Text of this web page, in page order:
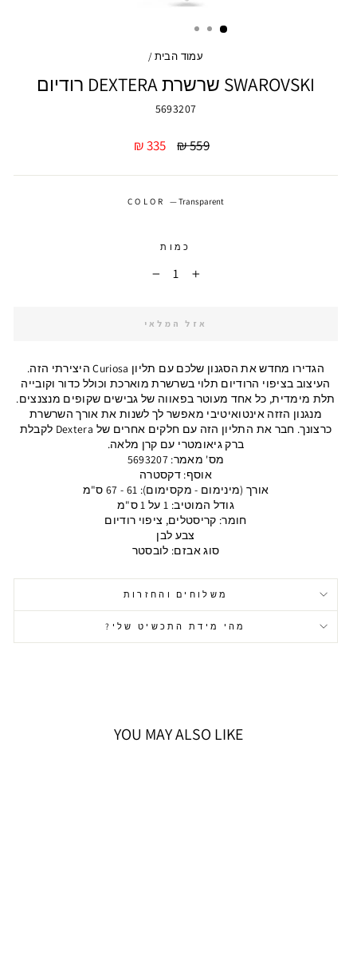
עמוד הבית /
SWAROVSKI שרשרת DEXTERA רודיום
5693207
מחיר
559 ₪
מחיר
335 ₪
COLOR —Transparent
כמות
+
אזל המלאי
הגדירו מחדש את הסגנון שלכם עם תליון Curiosa היצירתי הזה.
העיצוב בציפוי הרודיום תלוי בשרשרת מוארכת וכולל כדור וקובייה
תלת מימדית, כל אחד מעוטר בפאווה של גבישים שקופים מנצנצים.
מנגנון הזזה אינטואיטיבי מאפשר לך לשנות את אורך השרשרת
כרצונך. חבר את התליון הזה עם חלקים אחרים של Dextera לקבלת
ברק גיאומטרי עם קרן מלאה.
מס' מאמר: 5693207
אוסף: דקסטרה
אורך (מינימום - מקסימום): 61 - 67 ס"מ
גודל המוטיב: 1 על 1 ס"מ
חומר: קריסטלים, ציפוי רודיום
צבע לבן
סוג אבזם: לובסטר
משלוחים והחזרות
מהי מידת התכשיט שלי?
YOU MAY ALSO LIKE